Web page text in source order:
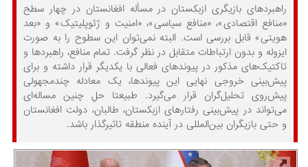
راهبردهای بازیگری ازبکستان در مسأله افغانستان در چهار سطح
«منافع اقتصادی»، «منافع سیاسی»، «امنیت و ژئوپلیتیک» و «بعد
هویتی» قابل بررسی است. البته نمی‌توان این سطوح را به صورت
ایزوله و بدون ارتباطات متقابل در نظر گرفت. تمام منافع، راهبردها و
تاکتیک‌های مذکور در پیوندهای فعالی با یکدیگر قرار داشته و برای
پیش‌بینی خروجی نهایی این پیوندها، یک معادله چندمجهولی
پیش‌روی تحلیل‌گران قرار می‌گیرد. طبیعتا حلِ چنین مساله‌ای
می‌تواند در پیش‌بینی رفتارهای ازبکستان، طالبان، دولت افغانستان
و حتی بازیگران بین‌المللی در آینده منطقه تاثیرگذار باشد.